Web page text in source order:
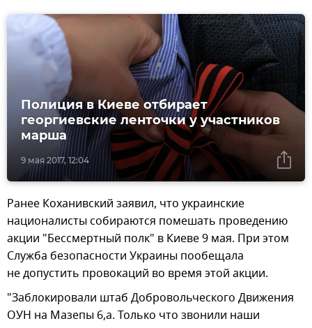
9 мая 2017, 12:04
Полиция в Киеве отбирает
георгиевские ленточки у участников
марша
Ранее Коханивский заявил, что украинские
националисты собираются помешать проведению
акции "Бессмертный полк" в Киеве 9 мая. При этом
Служба безопасности Украины пообещала
не допустить провокаций во время этой акции.
"Заблокировали штаб Добровольческого Движения
ОУН на Мазепы 6,а. Только что звонили наши